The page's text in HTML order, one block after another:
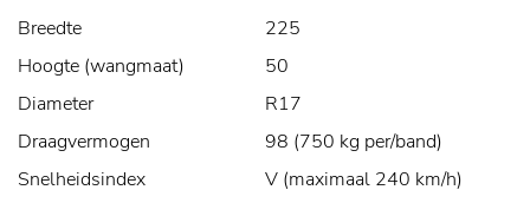
Breedte
225
Hoogte (wangmaat)
50
Diameter
R17
Draagvermogen
98 (750 kg per/band)
Snelheidsindex
V (maximaal 240 km/h)